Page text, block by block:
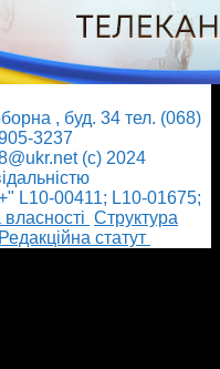
, буд. 34 тел. (068)
3237
(с) 2024
L10-00411; L10-01675;
Cтруктура
Редакційна статут